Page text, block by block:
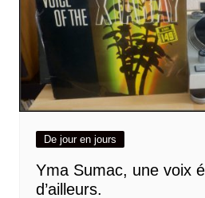
De jour en jours
Yma Sumac, une voix
d’ailleurs.